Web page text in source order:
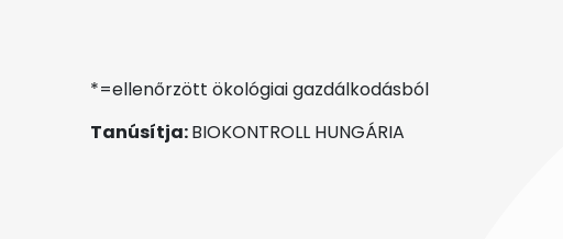
*=ellenőrzött ökológiai gazdálkodásból
Tanúsítja:BIOKONTROLL HUNGÁRIA